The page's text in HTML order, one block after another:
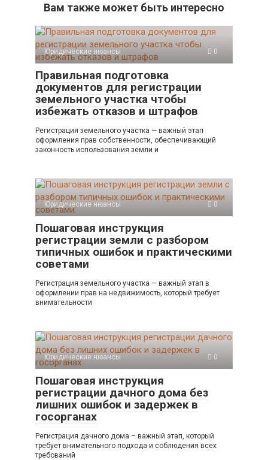
Вам также может быть интересно
Юридические нюансы 0
Правильная подготовка
документов для регистрации
земельного участка чтобы
избежать отказов и штрафов
Регистрация земельного участка — важный этап
оформления прав собственности, обеспечивающий
законность использования земли и
Юридические нюансы 0
Пошаговая инструкция
регистрации земли с разбором
типичных ошибок и практическими
советами
Регистрация земельного участка — важный этап в
оформлении прав на недвижимость, который требует
внимательности
Юридические нюансы 0
Пошаговая инструкция
регистрации дачного дома без
лишних ошибок и задержек в
госорганах
Регистрация дачного дома – важный этап, который
требует внимательного подхода и соблюдения всех
требований